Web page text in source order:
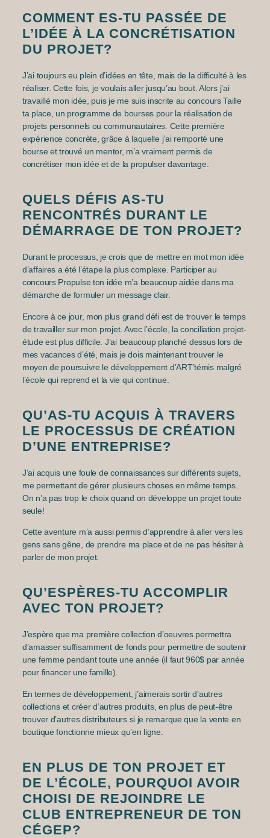
COMMENT ES-TU PASSÉE DE
L’IDÉE À LA CONCRÉTISATION
DU PROJET?
J’ai toujours eu plein d’idées en tête, mais de la difficulté à les
réaliser. Cette fois, je voulais aller jusqu’au bout. Alors j’ai
travaillé mon idée, puis je me suis inscrite au concours Taille
ta place, un programme de bourses pour la réalisation de
projets personnels ou communautaires. Cette première
expérience concrète, grâce à laquelle j’ai remporté une
bourse et trouvé un mentor, m’a vraiment permis de
concrétiser mon idée et de la propulser davantage.
QUELS DÉFIS AS-TU
RENCONTRÉS DURANT LE
DÉMARRAGE DE TON PROJET?
Durant le processus, je crois que de mettre en mot mon idée
d’affaires a été l’étape la plus complexe. Participer au
concours Propulse ton idée m’a beaucoup aidée dans ma
démarche de formuler un message clair.
Encore à ce jour, mon plus grand défi est de trouver le temps
de travailler sur mon projet. Avec l’école, la conciliation projet-
étude est plus difficile. J’ai beaucoup planché dessus lors de
mes vacances d’été, mais je dois maintenant trouver le
moyen de poursuivre le développement d’ART’témis malgré
l’école qui reprend et la vie qui continue.
QU’AS-TU ACQUIS À TRAVERS
LE PROCESSUS DE CRÉATION
D’UNE ENTREPRISE?
J’ai acquis une foule de connaissances sur différents sujets,
me permettant de gérer plusieurs choses en même temps.
On n’a pas trop le choix quand on développe un projet toute
seule!
Cette aventure m’a aussi permis d’apprendre à aller vers les
gens sans gêne, de prendre ma place et de ne pas hésiter à
parler de mon projet.
QU’ESPÈRES-TU ACCOMPLIR
AVEC TON PROJET?
J’espère que ma première collection d’oeuvres permettra
d’amasser suffisamment de fonds pour permettre de soutenir
une femme pendant toute une année (il faut 960$ par année
pour financer une famille).
En termes de développement, j’aimerais sortir d’autres
collections et créer d’autres produits, en plus de peut-être
trouver d’autres distributeurs si je remarque que la vente en
boutique fonctionne mieux qu’en ligne.
EN PLUS DE TON PROJET ET
DE L’ÉCOLE, POURQUOI AVOIR
CHOISI DE REJOINDRE LE
CLUB ENTREPRENEUR DE TON
CÉGEP?